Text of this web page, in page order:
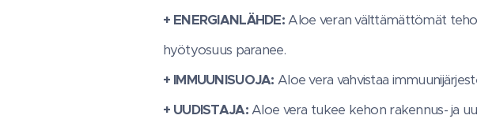
+ ENERGIANLÄHDE:Aloe veran välttämättömät
hyötyosuus paranee.
+ IMMUUNISUOJA: Aloe vera vahvistaa
+ UUDISTAJA:Aloe vera tukee kehon rakennus- ja